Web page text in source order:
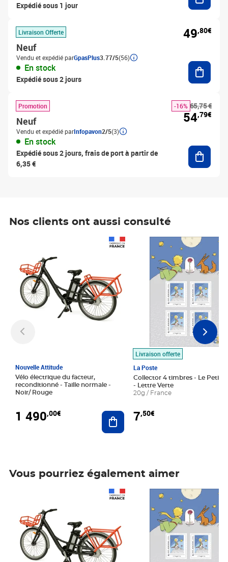
Expédié sous 1 jour
Livraison Offerte
Neuf
Vendu et expédié parGpasPlus3.77/5(56)
En stock
Expédié sous 2 jours
49,80€
Promotion
Neuf
Vendu et expédié parInfopavon2/5(3)
En stock
Expédié sous 2 jours, frais de port à partir de
6,35 €
65,75 €
-16%
54,79€
Nos clients ont aussi consulté
Nouvelle Attitude
Vélo électrique du facteur,
reconditionné - Taille normale -
Noir/ Rouge
1 490,00€ Ajouter au panier
Livraison offerte
La Poste
Collector 4 timbres - Le Petit
- Lettre Verte
20g / France
7,50€
Prix 7,50€
Vous pourriez également aimer
Prix 7,50€